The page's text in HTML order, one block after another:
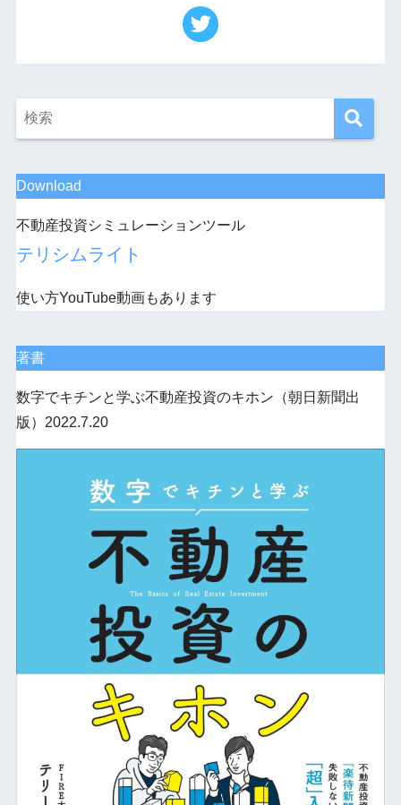
Download
不動産投資シミュレーションツール
テリシムライト
使い方YouTube動画もあります
著書
数字でキチンと学ぶ不動産投資のキホン（朝日新聞出
版）2022.7.20